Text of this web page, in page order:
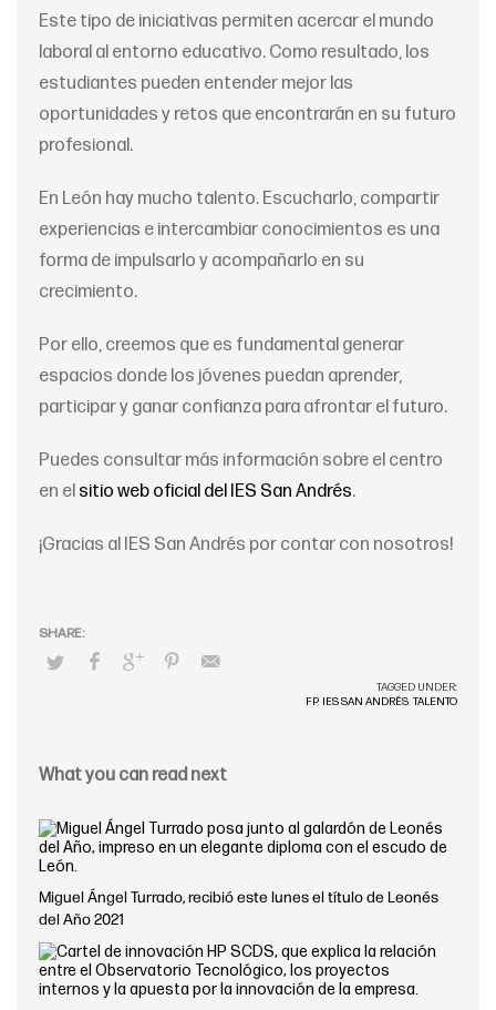
Este tipo de iniciativas permiten acercar el mundo
laboral al entorno educativo. Como resultado, los
estudiantes pueden entender mejor las
oportunidades y retos que encontrarán en su futuro
profesional.
En León hay mucho talento. Escucharlo, compartir
experiencias e intercambiar conocimientos es una
forma de impulsarlo y acompañarlo en su
crecimiento.
Por ello, creemos que es fundamental generar
espacios donde los jóvenes puedan aprender,
participar y ganar confianza para afrontar el futuro.
Puedes consultar más información sobre el centro
en el sitio web oficial del IES San Andrés.
¡Gracias al IES San Andrés por contar con nosotros!
TAGGED UNDER:
FP, IES SAN ANDRÉS, TALENTO
What you can read next
Miguel Ángel Turrado, recibió este lunes el título de Leonés
del Año 2021